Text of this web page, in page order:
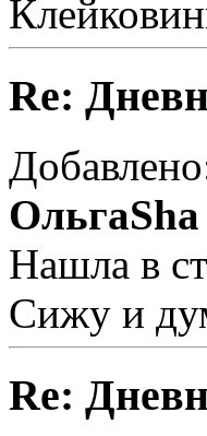
Re:
ОльгаSha
Нашла в
Сижу и
Re: